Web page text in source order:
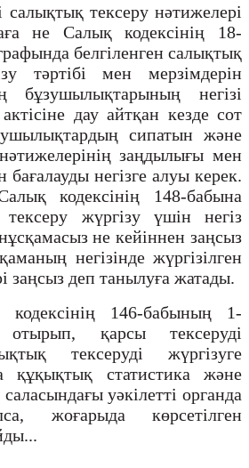
тексеру нәтижелері
не Салық кодексінің 18-
белгіленген салықтық
тәртібі мен мерзімдерін
бұзушылықтарының негізі
дау айтқан кезде сот
сипатын және
заңдылығы мен
бағалауды негізге алуы керек.
кодексінің 148-бабына
жүргізу үшін негіз
не кейіннен заңсыз
негізінде жүргізілген
заңсыз деп танылуға жатады.
кодексінің 146-бабының 1-
қарсы тексеруді
тексеруді жүргізуге
құқықтық статистика және
уәкілетті органда
жоғарыда көрсетілген